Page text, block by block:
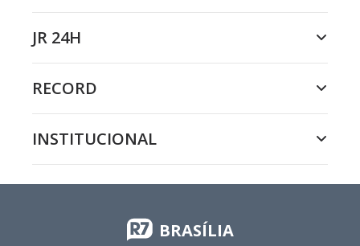
JR 24H
RECORD
INSTITUCIONAL
BRASÍLIA